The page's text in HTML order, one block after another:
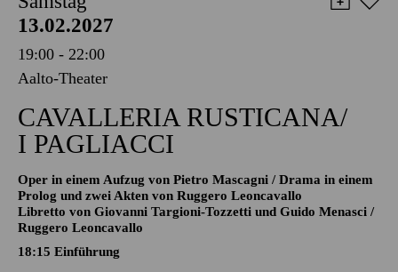
AALTO MUSIKTHEATER
Samstag
13.02.2027
19:00 - 22:00
Aalto-Theater
CAVALLERIA RUSTICANA/
I PAGLIACCI
Oper in einem Aufzug von Pietro Mascagni / Drama in einem
Prolog und zwei Akten von Ruggero Leoncavallo